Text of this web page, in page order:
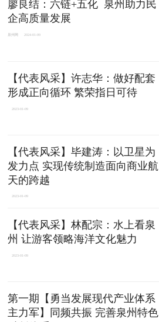
廖良结：六链+五化 泉州助力民
企高质量发展
泉州网 2024-01-09
【代表风采】许志华：做好配套
形成正向循环 繁荣指日可待
2023-01-09
【代表风采】毕建涛：以卫星为
发力点 实现传统制造面向商业航
天的跨越
2023-01-09
【代表风采】林配宗：水上看泉
州 让游客领略海洋文化魅力
2023-01-09
第一期【勇当发展现代产业体系
主力军】同频共振 完善泉州特色